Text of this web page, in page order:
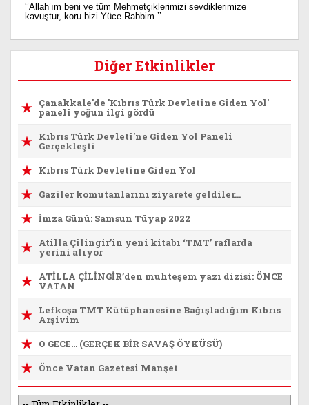
‘’Allah’ım beni ve tüm Mehmetçiklerimizi sevdiklerimize
kavuştur, koru bizi Yüce Rabbim.’’
Diğer Etkinlikler
Çanakkale'de 'Kıbrıs Türk Devletine Giden Yol'
paneli yoğun ilgi gördü
Kıbrıs Türk Devleti'ne Giden Yol Paneli
Gerçekleşti
Kıbrıs Türk Devletine Giden Yol
Gaziler komutanlarını ziyarete geldiler...
İmza Günü: Samsun Tüyap 2022
Atilla Çilingir’in yeni kitabı ‘TMT’ raflarda
yerini alıyor
ATİLLA ÇİLİNGİR’den muhteşem yazı dizisi: ÖNCE
VATAN
Lefkoşa TMT Kütüphanesine Bağışladığım Kıbrıs
Arşivim
O GECE… (GERÇEK BİR SAVAŞ ÖYKÜSÜ)
Önce Vatan Gazetesi Manşet